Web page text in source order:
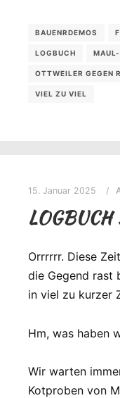
BAUENRDEMOS
LOGBUCH MAUL-
OTTWEILER GEGEN
VIEL ZU VIEL
15. Januar 2025
LOGBUCH
Orrrrrr. Diese
die Gegend rast
in viel zu kurzer
Hm, was haben
Wir warten
Kotproben von